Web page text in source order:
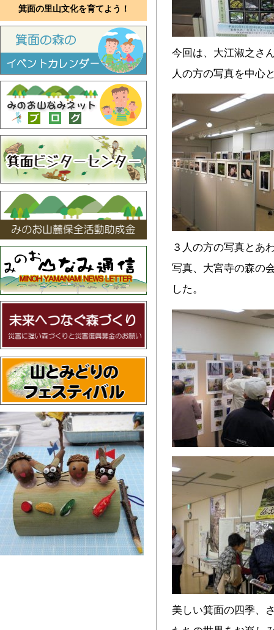
箕面の里山文化を育てよう！
今回は、大江淑之さ
人の方の写真を中心
３人の方の写真とあ
写真、大宮寺の森の
した。
美しい箕面の四季、